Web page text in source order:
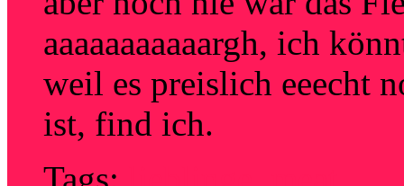
aaaaaaaaaaargh, ich
weil es preislich eeecht
ist, find ich.
Tags:
,